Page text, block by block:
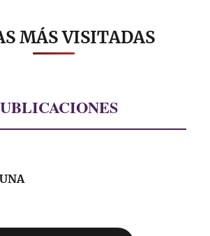
MÁS VISITADAS